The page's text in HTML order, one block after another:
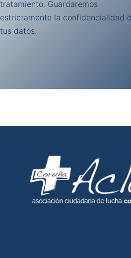
tratamiento. Guardaremos
estrictamente la confidencialidad
tus datos.